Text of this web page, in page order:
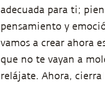
adecuada para ti;
pensamiento y
vamos a crear ahora
que no te vayan a
relájate. Ahora,